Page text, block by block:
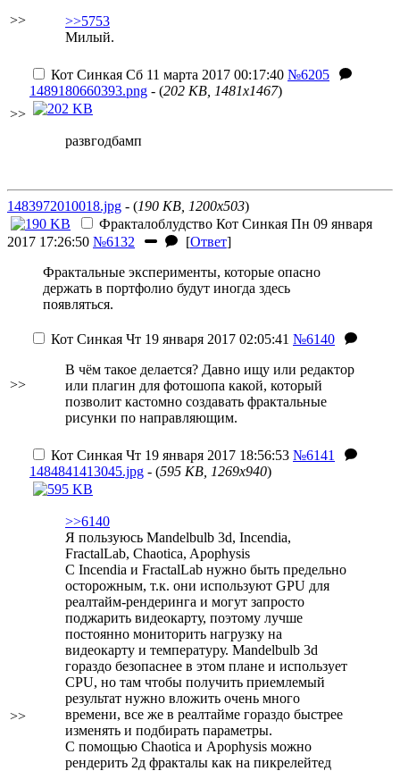
>>
>>5753
Милый.
>>
Кот Синкая Сб 11 марта 2017 00:17:40 №6205
1489180660393.png - (202 KB, 1481x1467)
развгодбамп
1483972010018.jpg - (190 KB, 1200x503)
Фракталоблудство Кот Синкая Пн 09 января
2017 17:26:50 №6132 [Ответ]
Фрактальные эксперименты, которые опасно
держать в портфолио будут иногда здесь
появляться.
>>
Кот Синкая Чт 19 января 2017 02:05:41 №6140
В чём такое делается? Давно ищу или редактор
или плагин для фотошопа какой, который
позволит кастомно создавать фрактальные
рисунки по направляющим.
>>
Кот Синкая Чт 19 января 2017 18:56:53 №6141
1484841413045.jpg - (595 KB, 1269x940)
>>6140
Я пользуюсь Mandelbulb 3d, Incendia,
FractalLab, Chaotica, Apophysis
С Incendia и FractalLab нужно быть предельно
осторожным, т.к. они используют GPU для
реалтайм-рендеринга и могут запросто
поджарить видеокарту, поэтому лучше
постоянно мониторить нагрузку на
видеокарту и температуру. Mandelbulb 3d
гораздо безопаснее в этом плане и использует
CPU, но там чтобы получить приемлемый
результат нужно вложить очень много
времени, все же в реалтайме гораздо быстрее
изменять и подбирать параметры.
С помощью Chaotica и Apophysis можно
рендерить 2д фракталы как на пикрелейтед